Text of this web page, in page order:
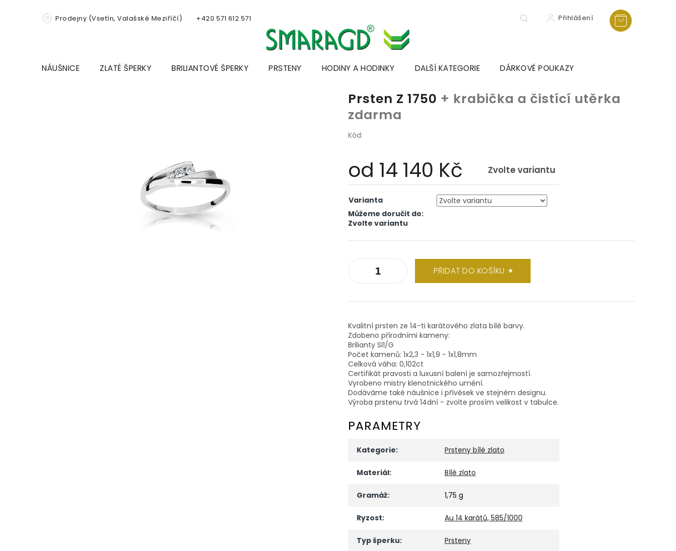
Prodejny (Vsetín, Valašské Meziříčí) +420 571 612 571 Přihlášení
NÁUŠNICE ZLATÉ ŠPERKY BRILIANTOVÉ ŠPERKY PRSTENY HODINY A HODINKY DALŠÍ KATEGORIE DÁRKOVÉ POUKAZY
Prsten Z 1750 + krabička a čistící utěrka
zdarma
Kód:
od 14 140 Kč Zvolte variantu
cena:
Varianta
Můžeme doručit do:
Zvolte variantu
PŘIDAT DO KOŠÍKU
Kvalitní prsten ze 14-ti karátového zlata bílé barvy.
Zdobeno přírodními kameny:
Brilianty SI1/G
Počet kamenů: 1x2,3 - 1x1,9 - 1x1,8mm
Celková váha: 0,102ct
Certifikát pravosti a luxusní balení je samozřejmostí.
Vyrobeno mistry klenotnického umění.
Dodáváme také náušnice i přívěsek ve stejném designu.
Výroba prstenu trvá 14dní - zvolte prosím velikost v tabulce.
PARAMETRY
Kategorie: Prsteny bílé zlato
Materiál: Bílé zlato
Gramáž: 1,75 g
Ryzost: Au 14 karátů, 585/1000
Typ šperku: Prsteny